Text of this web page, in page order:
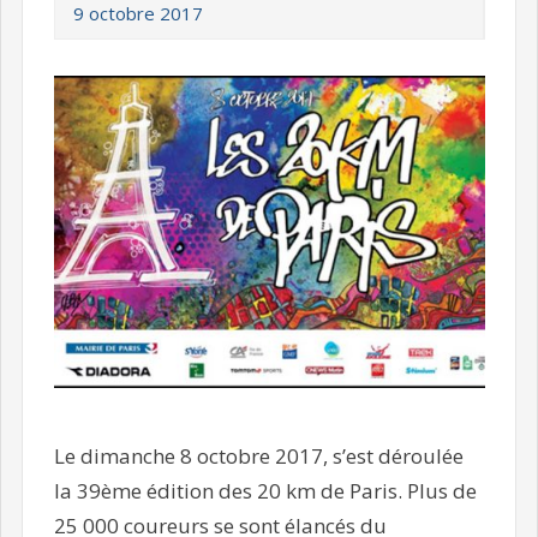
9 octobre 2017
Le dimanche 8 octobre 2017, s’est déroulée
la 39ème édition des 20 km de Paris. Plus de
25 000 coureurs se sont élancés du